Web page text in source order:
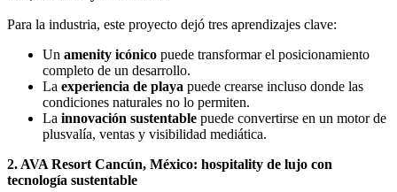
Para la industria, este proyecto dejó tres aprendizajes clave:
Un amenity icónico puede transformar el posicionamiento
completo de un desarrollo.
La experiencia de playa puede crearse incluso donde las
condiciones naturales no lo permiten.
La innovación sustentable puede convertirse en un motor de
plusvalía, ventas y visibilidad mediática.
2. AVA Resort Cancún, México: hospitality de lujo con
tecnología sustentable